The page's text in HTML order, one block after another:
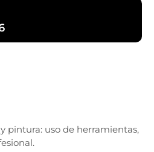
pintura: uso de herramientas,